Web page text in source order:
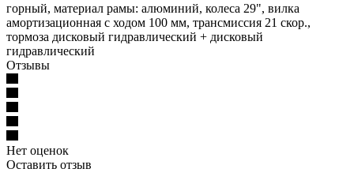
горный, материал рамы: алюминий, колеса 29", вилка
амортизационная с ходом 100 мм, трансмиссия 21 скор.,
тормоза дисковый гидравлический + дисковый
гидравлический
Отзывы
Нет оценок
Оставить отзыв